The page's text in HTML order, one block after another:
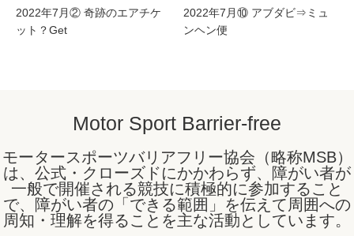
2022年7月② 奇跡のエアチケ
ット？Get
2022年7月⑩ アブダビ⇒ミュ
ンヘン便
Motor Sport Barrier-free
モータースポーツバリアフリー協会（略称MSB）
は、公式・クローズドにかかわらず、障がい者が
一般で開催される競技に積極的に参加すること
で、障がい者の「できる範囲」を伝えて周囲への
周知・理解を得ることを主な活動としています。